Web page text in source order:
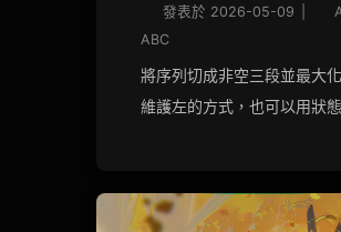
發表於 2026-05-09
ABC
將序列切成非空三段並最大
維護左的方式，也可以用狀